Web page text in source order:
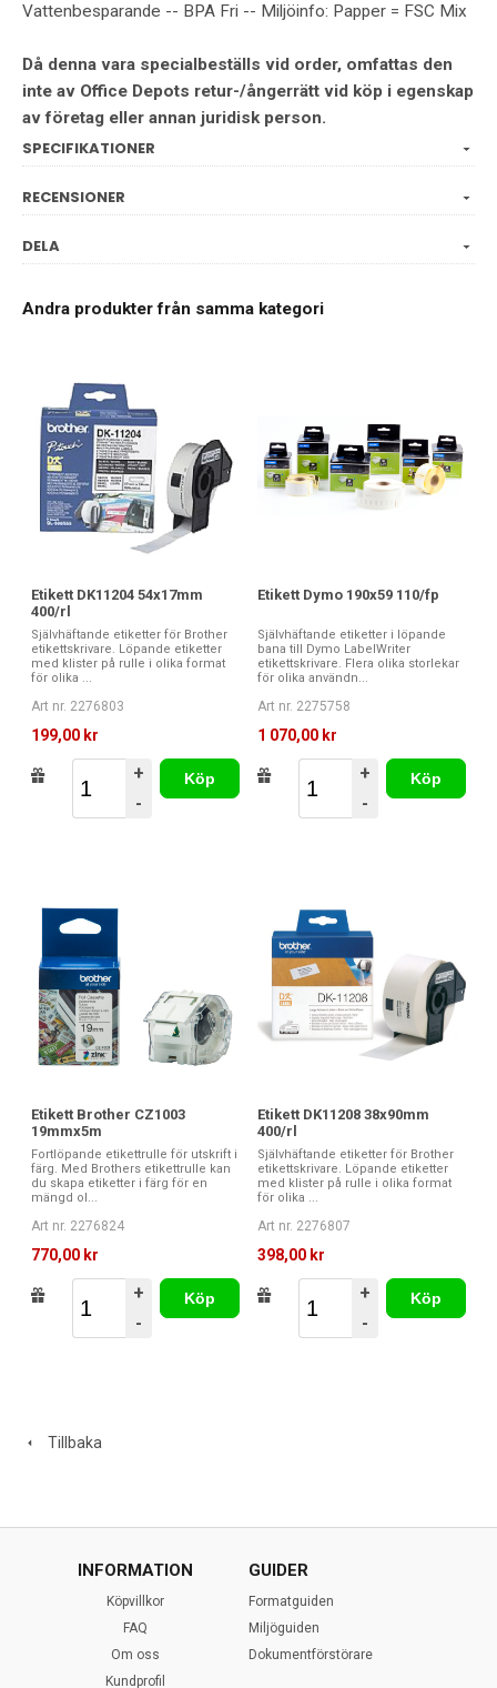
Vattenbesparande -- BPA Fri -- Miljöinfo: Papper = FSC Mix
Då denna vara specialbeställs vid order, omfattas den
inte av Office Depots retur-/ångerrätt vid köp i egenskap
av företag eller annan juridisk person.
SPECIFIKATIONER
RECENSIONER
DELA
Andra produkter från samma kategori
Etikett DK11204 54x17mm
400/rl
Självhäftande etiketter för Brother
etikettskrivare. Löpande etiketter
med klister på rulle i olika format
för olika ...
Art nr. 2276803
199,00 kr
+
-
Köp
Etikett Dymo 190x59 110/fp
Självhäftande etiketter i löpande
bana till Dymo LabelWriter
etikettskrivare. Flera olika storlekar
för olika användn...
Art nr. 2275758
1 070,00 kr
+
-
Köp
Etikett Brother CZ1003
19mmx5m
Fortlöpande etikettrulle för utskrift i
färg. Med Brothers etikettrulle kan
du skapa etiketter i färg för en
mängd ol...
Art nr. 2276824
770,00 kr
+
-
Köp
Etikett DK11208 38x90mm
400/rl
Självhäftande etiketter för Brother
etikettskrivare. Löpande etiketter
med klister på rulle i olika format
för olika ...
Art nr. 2276807
398,00 kr
+
-
Köp
Tillbaka
INFORMATION
Köpvillkor
FAQ
Om oss
Kundprofil
GUIDER
Formatguiden
Miljöguiden
Dokumentförstörare